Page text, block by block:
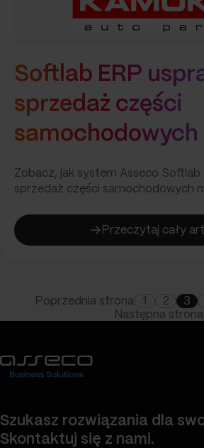
Softlab ERP
sprzedaż części
samochodowych
Zobacz, jak system Asseco Softlab
sprzedaż części samochodowych
Przeczytaj cały
:
części
Poprzednia strona 1 2 3
Następna strona
Szukasz rozwiązania dla
Skontaktuj się z nami.